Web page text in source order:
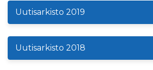
Uutisarkisto 2019
Uutisarkisto 2018